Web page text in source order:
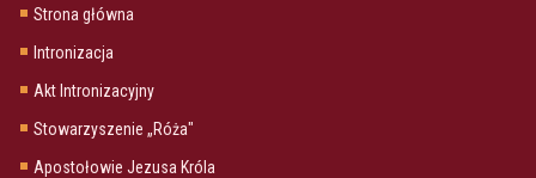
Strona główna
Intronizacja
Akt Intronizacyjny
Stowarzyszenie „Róża"
Apostołowie Jezusa Króla